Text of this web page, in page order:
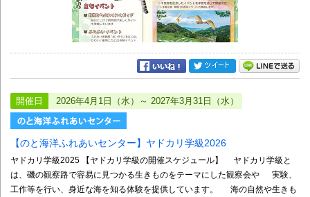
開催日 2026年4月1日（水）～ 2027年3月31日（水）
【のと海洋ふれあいセンター】ヤドカリ学級2026
ヤドカリ学級2025 【ヤドカリ学級の開催スケジュール】 ヤドカリ学級と
は、磯の観察路で容易に見つかる生きものをテーマにした観察会や 実験、
工作等を行い、身近な海を知る体験を提供しています。 海の自然や生きも